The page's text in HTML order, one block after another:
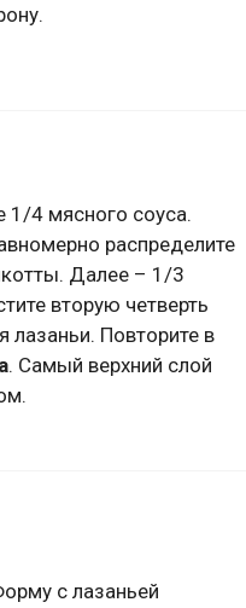
4 мясного соуса.
распределите
Далее – 1/3
вторую четверть
лазаньи. Повторите в
. Самый верхний слой
с лазаньей